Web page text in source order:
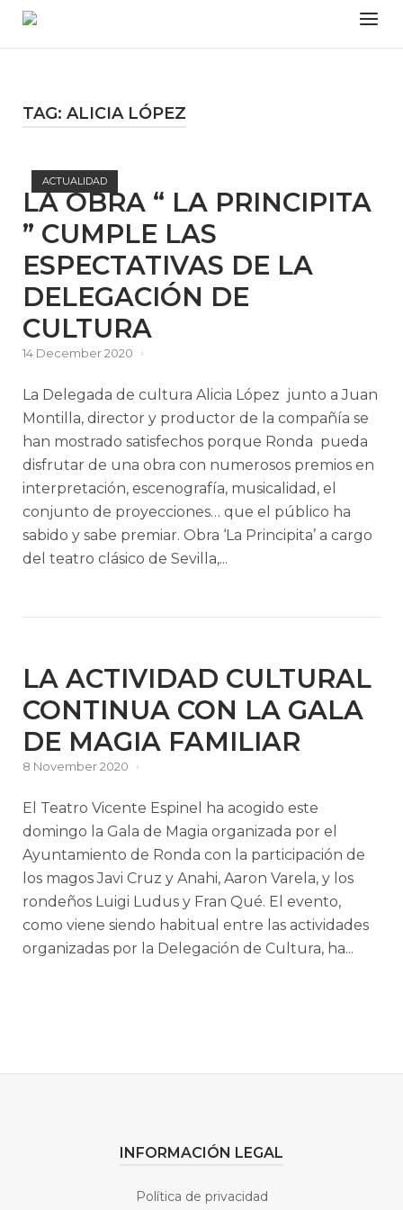
Skip
Menu
TAG: ALICIA LÓPEZ
ACTUALIDAD
LA OBRA “ LA PRINCIPITA
” CUMPLE LAS
ESPECTATIVAS DE LA
DELEGACIÓN DE
CULTURA
14 December 2020
La Delegada de cultura Alicia López junto a Juan
Montilla, director y productor de la compañía se
han mostrado satisfechos porque Ronda pueda
disfrutar de una obra con numerosos premios en
interpretación, escenografía, musicalidad, el
conjunto de proyecciones… que el público ha
sabido y sabe premiar. Obra ‘La Principita’ a cargo
del teatro clásico de Sevilla,...
LA ACTIVIDAD CULTURAL
CONTINUA CON LA GALA
DE MAGIA FAMILIAR
8 November 2020
El Teatro Vicente Espinel ha acogido este
domingo la Gala de Magia organizada por el
Ayuntamiento de Ronda con la participación de
los magos Javi Cruz y Anahi, Aaron Varela, y los
rondeños Luigi Ludus y Fran Qué. El evento,
como viene siendo habitual entre las actividades
organizadas por la Delegación de Cultura, ha...
INFORMACIÓN LEGAL
Política de privacidad